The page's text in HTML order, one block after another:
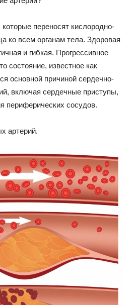
переносят кислородно-
ко всем органам тела. Здоровая
и гибкая. Прогрессивное
состояние, известное как
основной причиной сердечно-
включая сердечные приступы,
периферических сосудов.
артерий.